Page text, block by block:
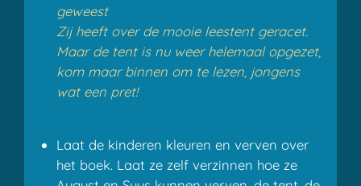
geweest
Zij heeft over de mooie leestent geracet.
Maar de tent is nu weer helemaal opgezet,
kom maar binnen om te lezen, jongens
wat een pret!
Laat de kinderen kleuren en verven over
het boek. Laat ze zelf verzinnen hoe ze